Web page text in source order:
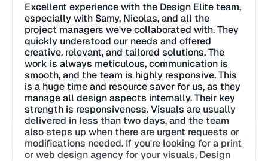
Excellent experience with the Design Elite team,
especially with Samy, Nicolas, and all the
project managers we've collaborated with. They
quickly understood our needs and offered
creative, relevant, and tailored solutions. The
work is always meticulous, communication is
smooth, and the team is highly responsive. This
is a huge time and resource saver for us, as they
manage all design aspects internally. Their key
strength is responsiveness. Visuals are usually
delivered in less than two days, and the team
also steps up when there are urgent requests or
modifications needed. If you're looking for a print
or web design agency for your visuals, Design